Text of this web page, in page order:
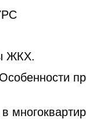
ЖКХ.